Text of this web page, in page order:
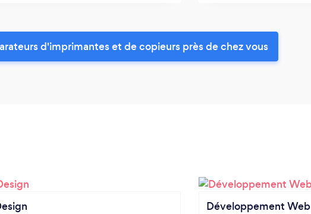
d'imprimantes et de copieurs près de chez vous
Développement Web